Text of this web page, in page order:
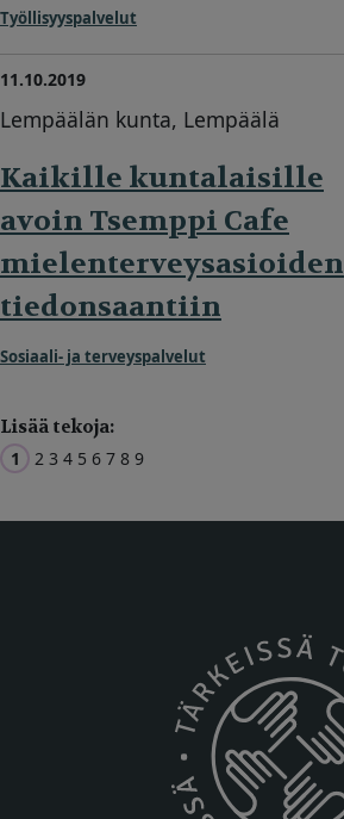
Työllisyyspalvelut
11.10.2019
Lempäälän kunta, Lempäälä
Kaikille kuntalaisille
avoin Tsemppi Cafe
mielenterveysasioiden
tiedonsaantiin
Sosiaali- ja terveyspalvelut
Lisää tekoja:
1 2 3 4 5 6 7 8 9